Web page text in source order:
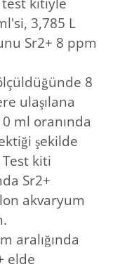
3,785 L
Sr2+ 8 ppm
8
ulaşılana
ml oranında
şekilde
kiti
Sr2+
akvaryum
aralığında
elde